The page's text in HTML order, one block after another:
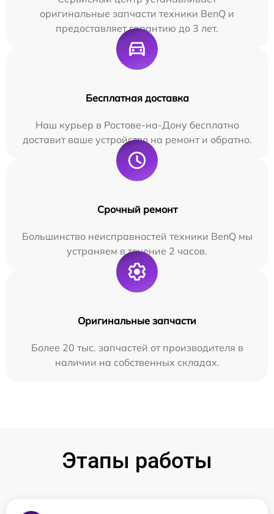
оригинальные запчасти техники BenQ и
предоставляет гарантию до 3 лет.
Бесплатная доставка
Наш курьер в Ростове-на-Дону бесплатно
доставит ваше устройство на ремонт и обратно.
Срочный ремонт
Большинство неисправностей техники BenQ мы
устраняем в течение 2 часов.
Оригинальные запчасти
Более 20 тыс. запчастей от производителя в
наличии на собственных складах.
Этапы работы